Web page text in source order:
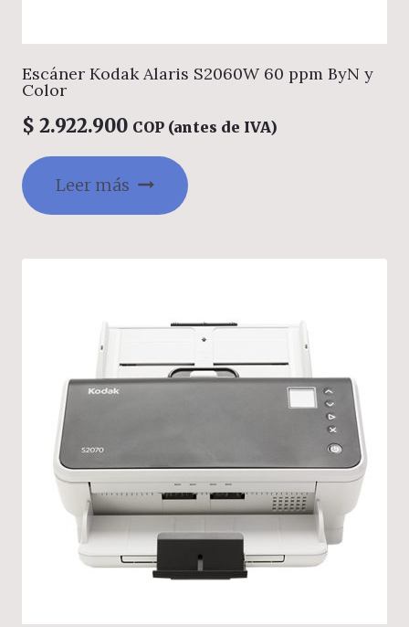
Escáner Kodak Alaris S2060W 60 ppm ByN y
Color
$ 2.922.900 COP (antes de IVA)
Leer más